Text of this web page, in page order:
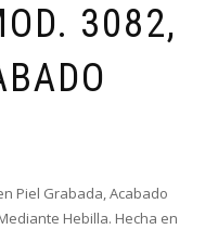
3082,
Piel Grabada, Acabado
Hebilla. Hecha en